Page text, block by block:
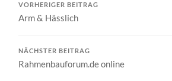
VORHERIGER BEITRAG
Arm & Hässlich
NÄCHSTER BEITRAG
Rahmenbauforum.de online